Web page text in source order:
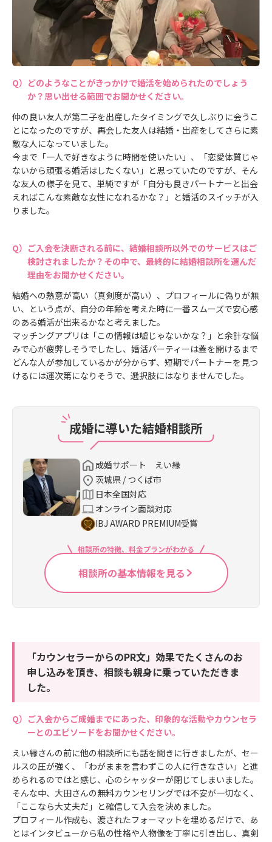
どのようなことがきっかけで婚活を始められたのでしょう
か？思い出せる範囲でお聞かせください。
仲の良い友人が第二子を出産したタイミングで久しぶりに会うこ
とになったのですが、再会した友人は結婚・出産をしてさらに素
敵な人になっていました。
今まで「一人で好きなように時間を使いたい」、「恋愛体質じゃ
ないから頑張る婚活はしたくない」と思っていたのですが、そん
な友人の様子を見て、単純ですが「自分も良きパートナーと出会
えればこんな素敵な女性になれるかな？」と婚活のスイッチが入
りました。
ご入会を決断される前に、結婚相談所以外でのサービスはご
検討されましたか？その中で、最終的に結婚相談所を選んだ
理由をお聞かせください。
結婚への熱意が高い（真剣度が高い）、プロフィールに偽りが無
い、という点が、自分の年齢を考えた時に一番スムーズで安心感
のある婚活が出来るかなと考えました。
マッチングアプリは「この情報は嘘じゃないかな？」と余計な悩
みで心が疲弊しそうでしたし、婚活パーティーは蓋を開けるまで
どんな人が参加しているかが分からず、短期でパートナーを見つ
けるには運次第になりそうで、選択肢にはなりませんでした。
成婚に導いた結婚相談所
成婚サポート えい縁
茨城県 / つくば市
日本全国対応
オンライン面談対応
IBJ AWARD PREMIUM受賞
相談所の特徴、料金プランがわかる
相談所の基本情報を見る
「カウンセラーからのPR文」効果でたくさんのお
申し込みを頂き、相談も親身に乗っていただきま
した。
ご入会からご成婚までにあった、印象的な活動やカウンセラ
ーとのエピソードをお聞かせください。
えい縁さんの前に他の相談所にも話を聞きに行きましたが、セー
ルスの圧が強く、「わがままを言わずこの人に行きなさい」と進
められるのではと感じ、心のシャッターが閉じてしまいました。
そんな中、大田さんの無料カウンセリングでは不安が一切なく、
「ここなら大丈夫だ」と確信して入会を決めました。
プロフィール作成も、渡されたフォーマットを埋めるだけで、あ
とはインタビューから私の性格や人物像を丁寧に引き出し、真剣